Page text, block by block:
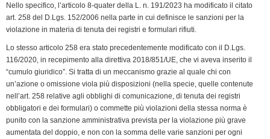
e
n
l
y
Nello specifico, l’articolo 8-quater della L. n. 191/2023 ha modificato il citato
art. 258 del D.Lgs. 152/2006 nella parte in cui definisce le sanzioni per la
violazione in materia di tenuta dei registri e formulari rifiuti.
Lo stesso articolo 258 era stato precedentemente modificato con il D.Lgs.
116/2020, in recepimento alla direttiva 2018/851/UE, che vi aveva inserito il
“cumulo giuridico”. Si tratta di un meccanismo grazie al quale chi con
un’azione o omissione viola più disposizioni (nella specie, quelle contenute
nell’art. 258 relative agli obblighi di comunicazione, di tenuta dei registri
obbligatori e dei formulari) o commette più violazioni della stessa norma è
punito con la sanzione amministrativa prevista per la violazione più grave
aumentata del doppio, e non con la somma delle varie sanzioni per ogni